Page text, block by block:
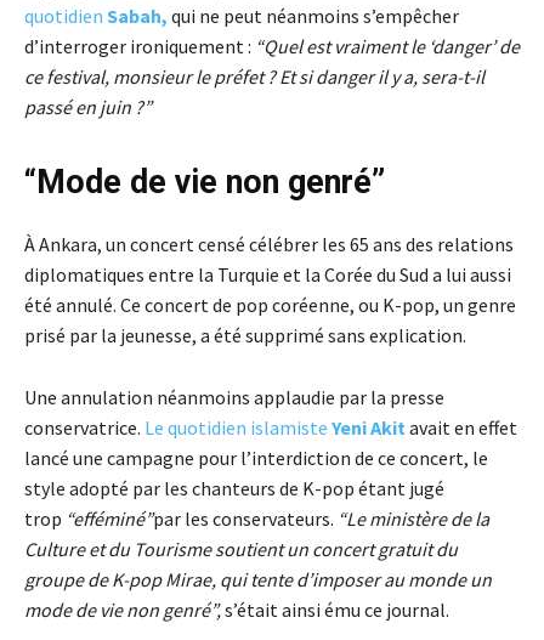
quotidien Sabah, qui ne peut néanmoins s’empêcher
d’interroger ironiquement : “Quel est vraiment le ‘danger’ de
ce festival, monsieur le préfet ? Et si danger il y a, sera-t-il
passé en juin ?”
“Mode de vie non genré”
À Ankara, un concert censé célébrer les 65 ans des relations
diplomatiques entre la Turquie et la Corée du Sud a lui aussi
été annulé. Ce concert de pop coréenne, ou K-pop, un genre
prisé par la jeunesse, a été supprimé sans explication.
Une annulation néanmoins applaudie par la presse
conservatrice. Le quotidien islamiste Yeni Akit avait en effet
lancé une campagne pour l’interdiction de ce concert, le
style adopté par les chanteurs de K-pop étant jugé
trop “efféminé”par les conservateurs. “Le ministère de la
Culture et du Tourisme soutient un concert gratuit du
groupe de K-pop Mirae, qui tente d’imposer au monde un
mode de vie non genré”,s’était ainsi ému ce journal.